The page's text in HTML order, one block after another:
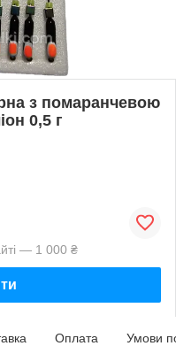
з помаранчевою
0,5 г
— 1 000 ₴
Оплата Умови